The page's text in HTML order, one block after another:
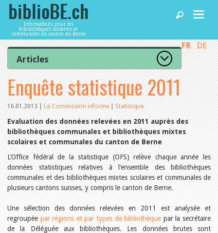
Informations pour les
bibliothèques scolaires et
communales du canton du Berne
Accueil
Articles
Bibliothèques
Agenda
Services
Utiliser biblioBE.ch
FR DE
Articles
Tous les articles
Articles recommandés
Les mieux notés
Catégories
L’Office de la culture informe
La Commission informe
Les bibliothèques informent
Organisation
Locaux et infrastructure
Collections
Utilisation
Finances
Personnel
Gestion de la qualité
Droit et politique
Relations publiques
Encouragement à la lecture
Enquête statistique 2011
16.01.2013|La Commission informe|Statistique
Evaluation des données relevées en 2011 auprès des
bibliothèques communales et bibliothèques mixtes
scolaires et communales du canton de Berne
L’Office fédéral de la statistique (OFS) relève chaque année les
données statistiques relatives à l’ensemble des bibliothèques
communales et des bibliothèques mixtes scolaires et communales de
plusieurs cantons suisses, y compris le canton de Berne.
Une sélection des données relevées en 2011 est analysée et
regroupée par régions et par types de bibliothèque par la secrétaire
de la Déléguée aux bibliothèques. Les données brutes sont